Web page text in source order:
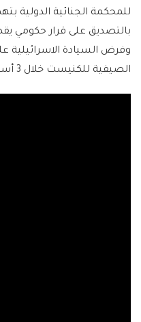
للمحكمة الجنائية الدولية
بالتصديق على قرار حكومي
وفرض السيادة الاسرائيلية
الصيفية للكنيست خلال 3 أسابيع.